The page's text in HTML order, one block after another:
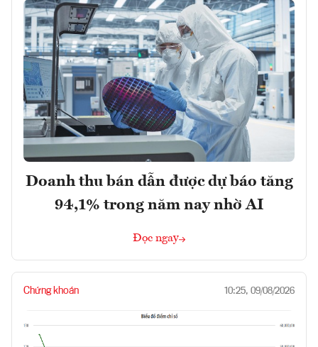
Doanh thu bán dẫn được dự báo tăng
94,1% trong năm nay nhờ AI
Đọc ngay
Chứng khoán 10:25, 09/08/2026